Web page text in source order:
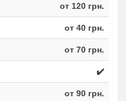
от 120 грн.
от 40 грн.
от 70 грн.
✔️
от 90 грн.